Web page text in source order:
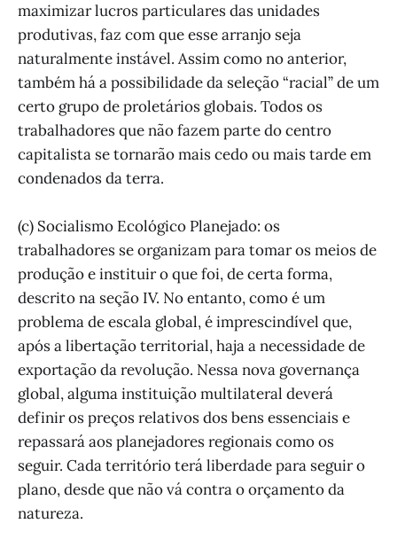
maximizar lucros particulares das unidades
produtivas, faz com que esse arranjo seja
naturalmente instável. Assim como no anterior,
também há a possibilidade da seleção “racial” de um
certo grupo de proletários globais. Todos os
trabalhadores que não fazem parte do centro
capitalista se tornarão mais cedo ou mais tarde em
condenados da terra.
(c) Socialismo Ecológico Planejado: os
trabalhadores se organizam para tomar os meios de
produção e instituir o que foi, de certa forma,
descrito na seção IV. No entanto, como é um
problema de escala global, é imprescindível que,
após a libertação territorial, haja a necessidade de
exportação da revolução. Nessa nova governança
global, alguma instituição multilateral deverá
definir os preços relativos dos bens essenciais e
repassará aos planejadores regionais como os
seguir. Cada território terá liberdade para seguir o
plano, desde que não vá contra o orçamento da
natureza.